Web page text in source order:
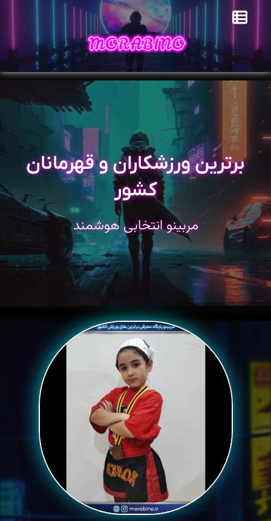
برترین ورزشکاران و قهرمانان
کشور
مربینو انتخابی هوشمند